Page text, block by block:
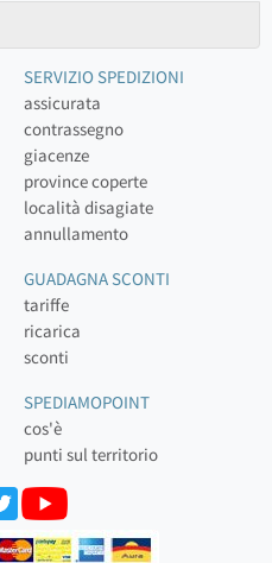
SERVIZIO SPEDIZIONI
assicurata
contrassegno
giacenze
province coperte
località disagiate
annullamento
GUADAGNA SCONTI
tariffe
ricarica
sconti
SPEDIAMOPOINT
cos'è
punti sul territorio